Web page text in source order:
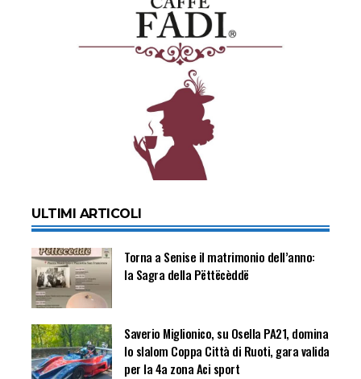
ULTIMI ARTICOLI
Torna a Senise il matrimonio dell’anno:
la Sagra della Pëttëcèddë
Saverio Miglionico, su Osella PA21, domina
lo slalom Coppa Città di Ruoti, gara valida
per la 4a zona Aci sport